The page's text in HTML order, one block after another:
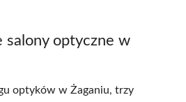
salony optyczne w
optyków w Żaganiu, trzy